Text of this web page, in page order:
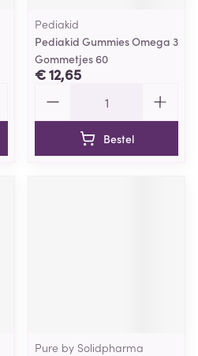
Pediakid
Pediakid Gummies Omega 3
Gommetjes 60
€ 12,65
Bestel
Pure by Solidpharma